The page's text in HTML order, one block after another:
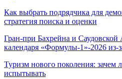
Как выбрать подрядчика для
стратегия поиска и оценки
Гран-при Бахрейна и Саудовской
календаря «Формулы-1»-2026 из-
Туризм нового поколения: зачем
испытывать